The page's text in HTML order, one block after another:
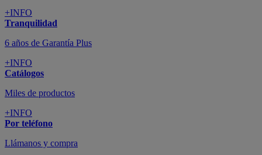
+INFO
Tranquilidad
6 años de Garantía Plus
+INFO
Catálogos
Miles de productos
+INFO
Por teléfono
Llámanos y compra